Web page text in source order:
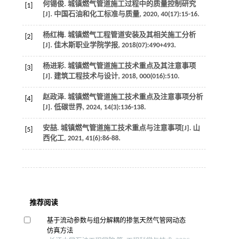
[1]
何锡俊. 城镇燃气管道施工过程中的质量控制研究
[J]. 中国石油和化工标准与质量, 2020, 40(17):15-16.
[2]
杨红梅. 城镇燃气工程管道安装及其相关施工分析
[J]. 佳木斯职业学院学报, 2018(07):490+493.
[3]
杨进彩. 城镇燃气管道施工技术重点及其注意事项
[J]. 建筑工程技术与设计, 2018, 000(016):510.
[4]
赵政泽. 城镇燃气管道施工技术重点及注意事项分析
[J]. 低碳世界, 2024, 14(3):136-138.
[5] 安喆. 城镇燃气管道施工技术重点与注意事项[J]. 山
西化工, 2021, 41(6):86-88.